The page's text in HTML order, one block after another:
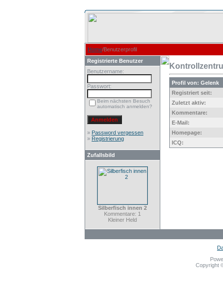
Home/Benutzerprofil
Registrierte Benutzer
Benutzername:
Passwort:
Beim nächsten Besuch
automatisch anmelden?
» Password vergessen
» Registrierung
Zufallsbild
Silberfisch innen 2
Kommentare: 1
Kleiner Held
Profil von: Gelenk
Registriert seit:
Zuletzt aktiv:
Kommentare:
E-Mail:
Homepage:
ICQ:
Copyright